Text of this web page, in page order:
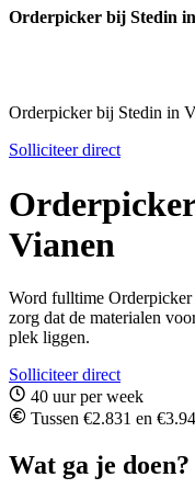
Orderpicker bij Stedin
Orderpicker bij Stedin in
Solliciteer direct
Vianen
Word fulltime
zorg dat de materialen
plek liggen.
Solliciteer direct
40 uur per week
Tussen €2.831 en
Wat ga je doen?